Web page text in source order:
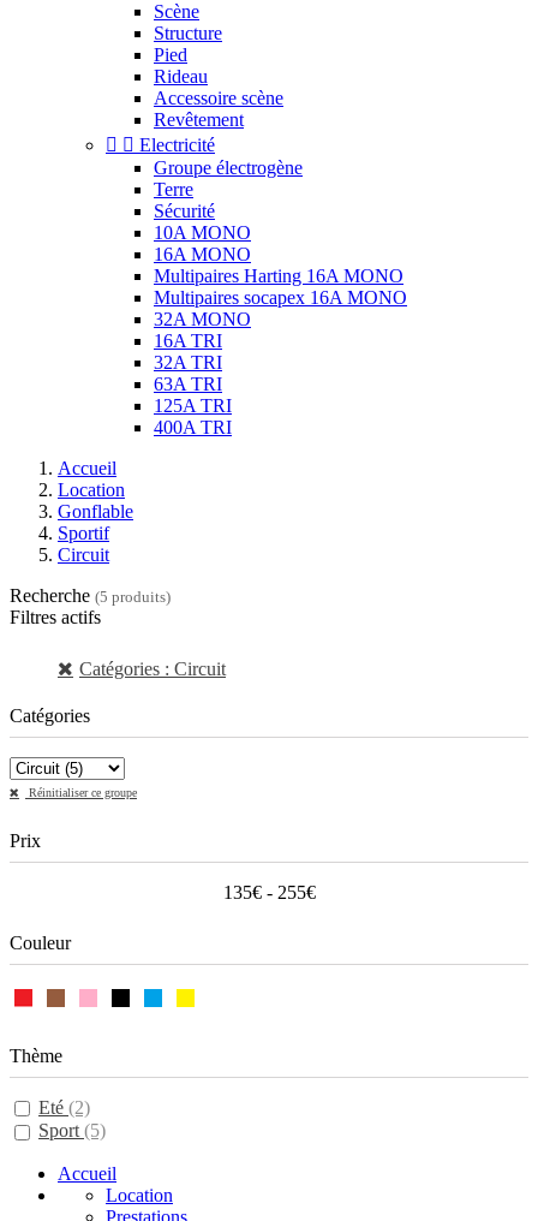
Scène
Structure
Pied
Rideau
Accessoire scène
Revêtement
  Electricité
Groupe électrogène
Terre
Sécurité
10A MONO
16A MONO
Multipaires Harting 16A MONO
Multipaires socapex 16A MONO
32A MONO
16A TRI
32A TRI
63A TRI
125A TRI
400A TRI
Accueil
Location
Gonflable
Sportif
Circuit
Recherche (5 produits)
Filtres actifs
Catégories : Circuit
Catégories
Réinitialiser ce groupe
Prix
135€ - 255€
Couleur
Thème
Eté (2)
Sport(5)
Accueil
Location